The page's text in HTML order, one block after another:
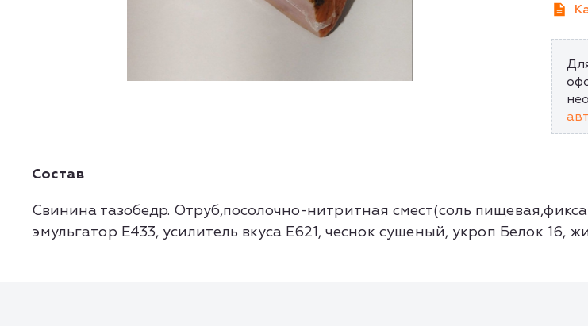
Состав
Свинина тазобедр. Отруб,посолочно-нитритная смест(соль
эмульгатор Е433, усилитель вкуса Е621, чеснок сушеный, укроп Белок 16,